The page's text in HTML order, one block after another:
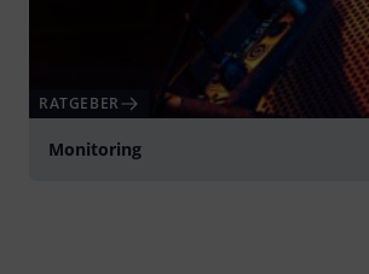
RATGEBER
Monitoring